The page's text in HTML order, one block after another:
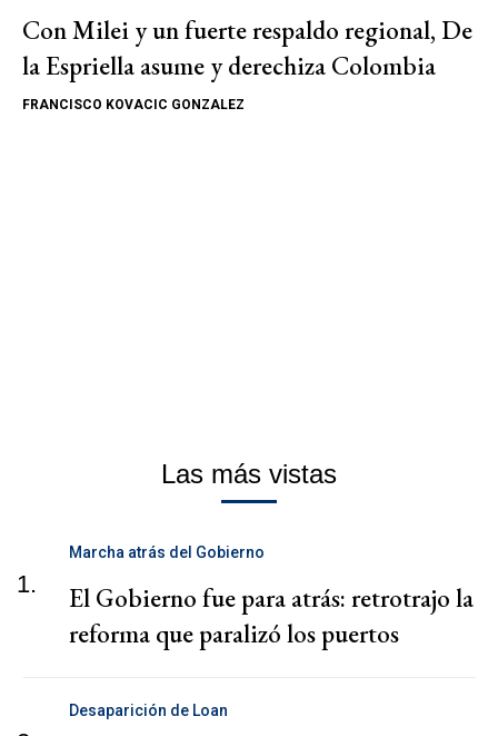
Con Milei y un fuerte respaldo regional, De
la Espriella asume y derechiza Colombia
FRANCISCO KOVACIC GONZALEZ
Las más vistas
1.
Marcha atrás del Gobierno
El Gobierno fue para atrás: retrotrajo la
reforma que paralizó los puertos
Desaparición de Loan